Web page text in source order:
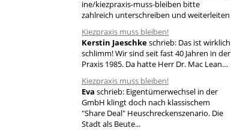
c
h
:
ine/kiezpraxis-muss-bleiben bitte
zahlreich unterschreiben und weiterleiten
Kiezpraxis muss bleiben!
Kerstin Jaeschkeschrieb: Das ist wirklich
schlimm! Wir sind seit fast 40 Jahren in der
Praxis 1985. Da hatte Herr Dr. Mac Lean…
Kiezpraxis muss bleiben!
Eva schrieb: Eigentümerwechsel in der
GmbH klingt doch nach klassischem
"Share Deal" Heuschreckenszenario. Die
Stadt als Beute...